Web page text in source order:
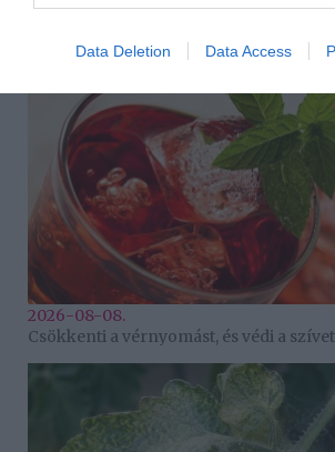
Data Deletion Data Access
2026-08-08.
Csökkenti a vérnyomást, és védi a szívet